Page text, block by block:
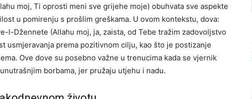
moj, Ti oprosti meni sve grijehe moje) obuhvata sve aspekte
u pomirenju s prošlim greškama. U ovom kontekstu, dova:
l-Džennete (Allahu moj, ja, zaista, od Tebe tražim zadovoljstvo
usmjeravanja prema pozitivnom cilju, kao što je postizanje
Ove dove su posebno važne u trenucima kada se vjernik
borbama, jer pružaju utjehu i nadu.